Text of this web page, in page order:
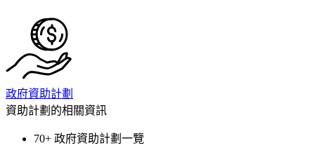
政府資助計劃
資助計劃的相關資訊
70+ 政府資助計劃一覽